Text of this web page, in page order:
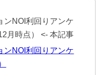
ンNOI利回りアンケ
月時点） <- 本記事
ンNOI利回りアンケ